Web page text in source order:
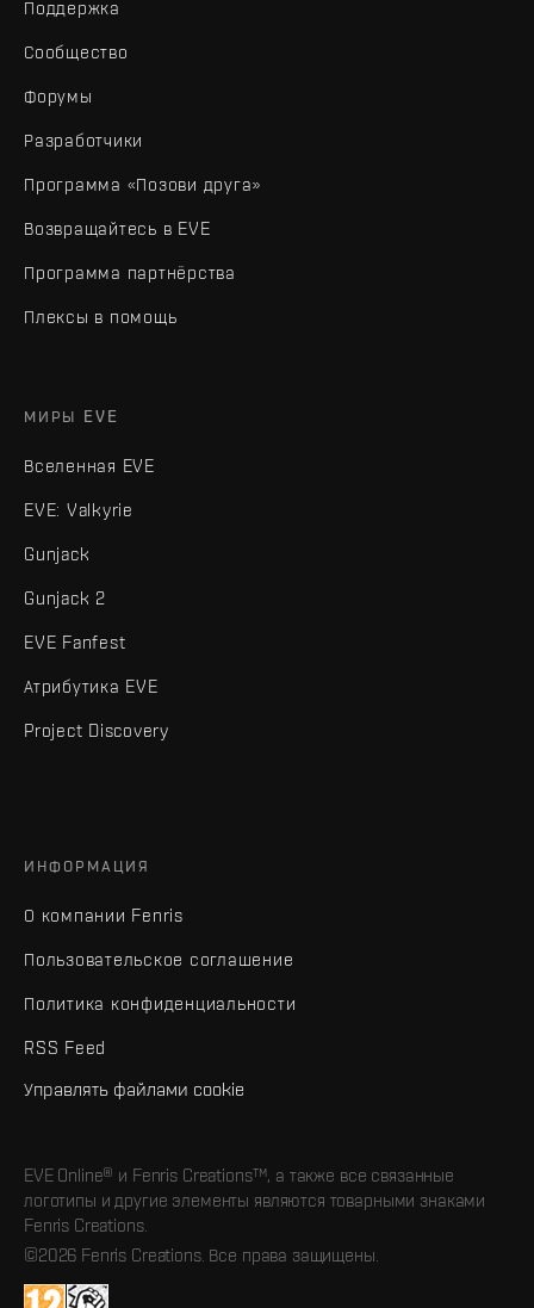
Поддержка
Сообщество
Форумы
Разработчики
Программа «Позови друга»
Возвращайтесь в EVE
Программа партнёрства
Плексы в помощь
МИРЫ EVE
Вселенная EVE
EVE: Valkyrie
Gunjack
Gunjack 2
EVE Fanfest
Атрибутика EVE
Project Discovery
ИНФОРМАЦИЯ
О компании Fenris
Пользовательское соглашение
Политика конфиденциальности
RSS Feed
Управлять файлами cookie
EVE Online® и Fenris Creations™, а также все связанные
логотипы и другие элементы являются товарными знаками
Fenris Creations.
©2026 Fenris Creations. Все права защищены.